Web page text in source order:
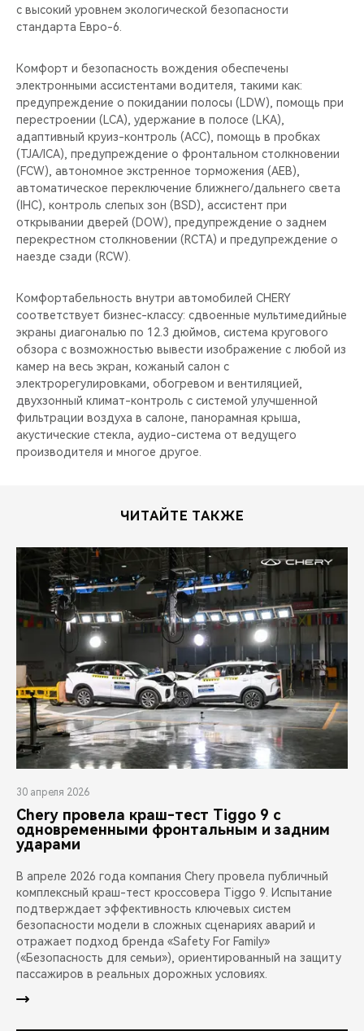
с высокий уровнем экологической безопасности
стандарта Евро-6.
Комфорт и безопасность вождения обеспечены
электронными ассистентами водителя, такими как:
предупреждение о покидании полосы (LDW), помощь при
перестроении (LCA), удержание в полосе (LKA),
адаптивный круиз-контроль (ACC), помощь в пробках
(TJA/ICA), предупреждение о фронтальном столкновении
(FCW), автономное экстренное торможения (AEB),
автоматическое переключение ближнего/дальнего света
(IHC), контроль слепых зон (BSD), ассистент при
открывании дверей (DOW), предупреждение о заднем
перекрестном столкновении (RCTA) и предупреждение о
наезде сзади (RCW).
Комфортабельность внутри автомобилей CHERY
соответствует бизнес-классу: сдвоенные мультимедийные
экраны диагональю по 12.3 дюймов, система кругового
обзора с возможностью вывести изображение с любой из
камер на весь экран, кожаный салон с
электрорегулировками, обогревом и вентиляцией,
двухзонный климат-контроль с системой улучшенной
фильтрации воздуха в салоне, панорамная крыша,
акустические стекла, aудио-система от ведущего
производителя и многое другое.
ЧИТАЙТЕ ТАКЖЕ
30 апреля 2026
Chery провела краш-тест Tiggo 9 с
одновременными фронтальным и задним
ударами
В апреле 2026 года компания Chery провела публичный
комплексный краш-тест кроссовера Tiggo 9. Испытание
подтверждает эффективность ключевых систем
безопасности модели в сложных сценариях аварий и
отражает подход бренда «Safety For Family»
(«Безопасность для семьи»), ориентированный на защиту
пассажиров в реальных дорожных условиях.